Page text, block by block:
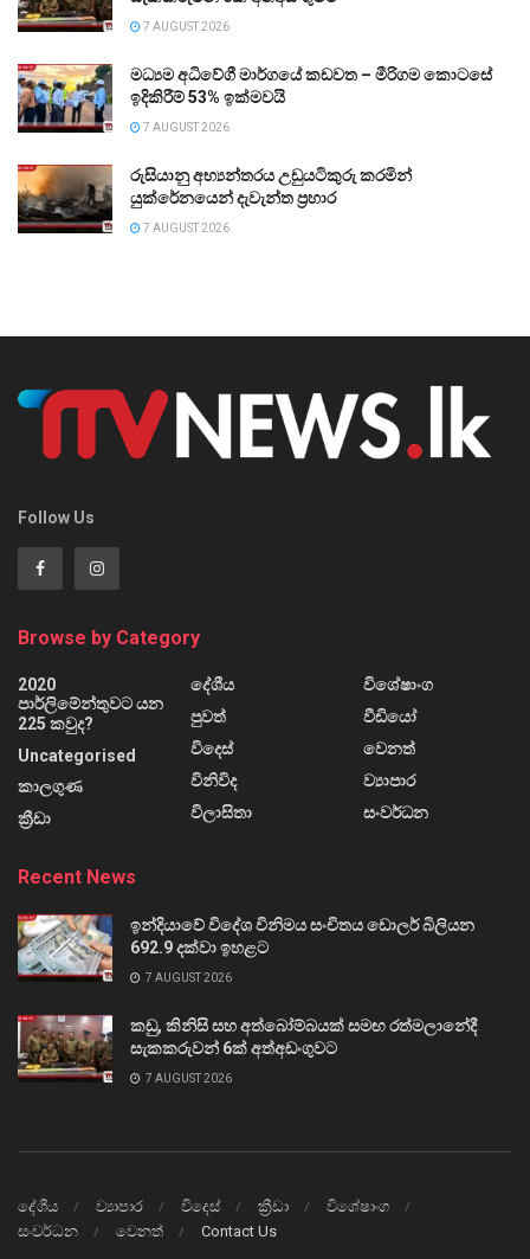
7 AUGUST 2026
මධ්‍යම අධිවේගී මාර්ගයේ කඩවත – මීරිගම කොටසේ
ඉදිකිරීම් 53% ඉක්මවයි
7 AUGUST 2026
රුසියානු අභ්‍යන්තරය උඩුයටිකුරු කරමින්
යුක්රේනයෙන් දැවැන්ත ප්‍රහාර
7 AUGUST 2026
Follow Us
Browse by Category
2020
පාර්ලිමේන්තුවට යන
225 කවුද?
Uncategorised
කාලගුණ
ක්‍රීඩා
දේශීය
පුවත්
විදෙස්
විනිවිද
විලාසිතා
විශේෂාංග
වීඩියෝ
වෙනත්
ව්‍යාපාර
සංවර්ධන
Recent News
ඉන්දියාවේ විදේශ විනිමය සංචිතය ඩොලර් බිලියන
692.9 දක්වා ඉහළට
7 AUGUST 2026
කඩු, කිනිසි සහ අත්බෝම්බයක් සමඟ රත්මලානේදී
සැකකරුවන් 6ක් අත්අඩංගුවට
7 AUGUST 2026
දේශීය ව්‍යාපාර විදෙස් ක්‍රීඩා
විශේෂාංග
සංවර්ධන
වෙනත් Contact Us